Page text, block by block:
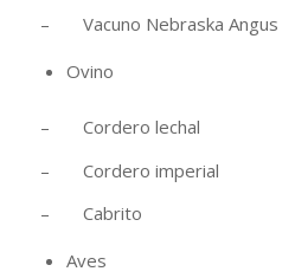
– Vacuno Nebraska Angus
Ovino
– Cordero lechal
– Cordero imperial
– Cabrito
Aves